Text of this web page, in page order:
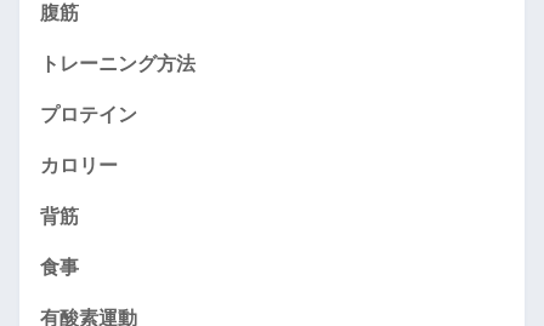
腹筋
トレーニング方法
プロテイン
カロリー
背筋
食事
有酸素運動